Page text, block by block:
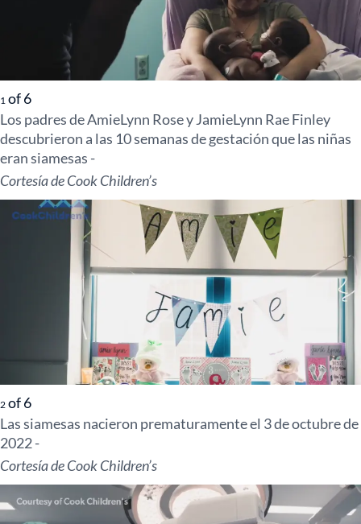
1 of6
Los padres de AmieLynn Rose y JamieLynn Rae Finley
descubrieron a las 10 semanas de gestación que las niñas
eran siamesas -
Cortesía de Cook Children’s
2 of6
Las siamesas nacieron prematuramente el 3 de octubre de
2022 -
Cortesía de Cook Children’s